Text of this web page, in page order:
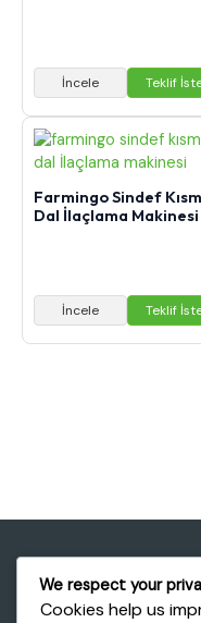
İncele Teklif
Farmingo Sindef
Dal İlaçlama Makinesi
İncele Teklif
We respect your
Cookies help us